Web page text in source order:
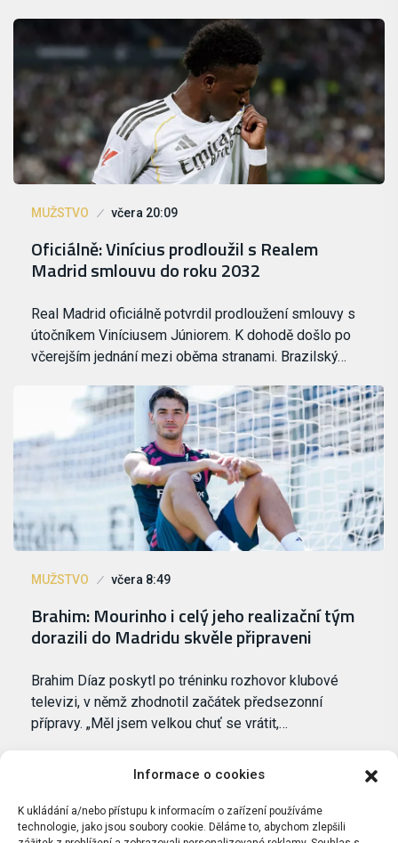
Informace o cookies
K ukládání a/nebo přístupu k informacím o zařízení používáme
technologie, jako jsou soubory cookie. Děláme to, abychom zlepšili
MUŽSTVO včera 20:09
Oficiálně: Vinícius prodloužil s Realem
Madrid smlouvu do roku 2032
Real Madrid oficiálně potvrdil prodloužení smlouvy s
útočníkem Viníciusem Júniorem. K dohodě došlo po
včerejším jednání mezi oběma stranami. Brazilský…
MUŽSTVO včera 8:49
Brahim: Mourinho i celý jeho realizační tým
dorazili do Madridu skvěle připraveni
Brahim Díaz poskytl po tréninku rozhovor klubové
televizi, v němž zhodnotil začátek předsezonní
přípravy. „Měl jsem velkou chuť se vrátit,…